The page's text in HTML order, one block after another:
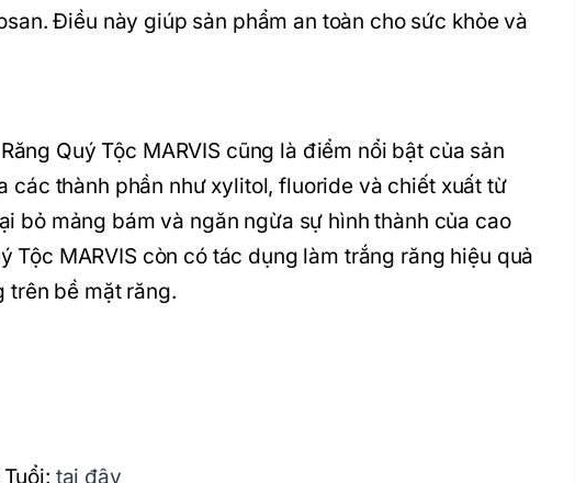
Điều này giúp sản phẩm an toàn cho sức khỏe và
Quý Tộc MARVIS cũng là điểm nổi bật của sản
các thành phần như xylitol, fluoride và chiết xuất từ
bỏ mảng bám và ngăn ngừa sự hình thành của cao
Tộc MARVIS còn có tác dụng làm trắng răng hiệu quả
trên bề mặt răng.
tại đây